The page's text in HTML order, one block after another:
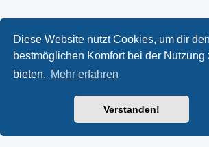
Diese Website nutzt Cookies, um dir den
bestmöglichen Komfort bei der Nutzung
bieten. Mehr erfahren
Verstanden!